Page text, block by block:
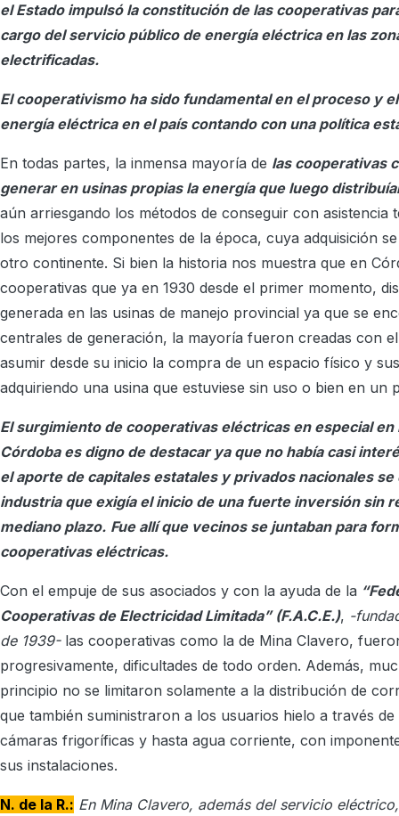
el Estado impulsó la constitución de las cooperativas
cargo del servicio público de energía eléctrica en las
electrificadas.
El cooperativismo ha sido fundamental en el proceso y
energía eléctrica en el país contando con una política
En todas partes, la inmensa mayoría de las cooperativas
generar en usinas propias la energía que luego
aún arriesgando los métodos de conseguir con asistencia
los mejores componentes de la época, cuya adquisición
otro continente. Si bien la historia nos muestra que en
cooperativas que ya en 1930 desde el primer momento,
generada en las usinas de manejo provincial ya que se
centrales de generación, la mayoría fueron creadas con
asumir desde su inicio la compra de un espacio físico y
adquiriendo una usina que estuviese sin uso o bien en un
El surgimiento de cooperativas eléctricas en especial en
Córdoba es digno de destacar ya que no había casi
el aporte de capitales estatales y privados nacionales se
industria que exigía el inicio de una fuerte inversión sin
mediano plazo. Fue allí que vecinos se juntaban para
cooperativas eléctricas.
Con el empuje de sus asociados y con la ayuda de la
Cooperativas de Electricidad Limitada” (F.A.C.E.), -
de 1939- las cooperativas como la de Mina Clavero,
progresivamente, dificultades de todo orden. Además,
principio no se limitaron solamente a la distribución de
que también suministraron a los usuarios hielo a través
cámaras frigoríficas y hasta agua corriente, con
sus instalaciones.
N. de la R.: En Mina Clavero, además del servicio